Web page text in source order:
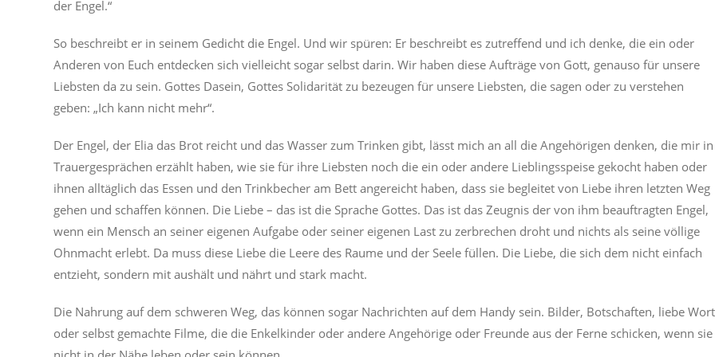
der Engel.“
So beschreibt er in seinem Gedicht die Engel. Und wir spüren: Er beschreibt es zutreffend und ich denke, die ein oder
Anderen von Euch entdecken sich vielleicht sogar selbst darin. Wir haben diese Aufträge von Gott, genauso für unsere
Liebsten da zu sein. Gottes Dasein, Gottes Solidarität zu bezeugen für unsere Liebsten, die sagen oder zu verstehen
geben: „Ich kann nicht mehr“.
Der Engel, der Elia das Brot reicht und das Wasser zum Trinken gibt, lässt mich an all die Angehörigen denken, die mir in
Trauergesprächen erzählt haben, wie sie für ihre Liebsten noch die ein oder andere Lieblingsspeise gekocht haben oder
ihnen alltäglich das Essen und den Trinkbecher am Bett angereicht haben, dass sie begleitet von Liebe ihren letzten Weg
gehen und schaffen können. Die Liebe – das ist die Sprache Gottes. Das ist das Zeugnis der von ihm beauftragten Engel,
wenn ein Mensch an seiner eigenen Aufgabe oder seiner eigenen Last zu zerbrechen droht und nichts als seine völlige
Ohnmacht erlebt. Da muss diese Liebe die Leere des Raume und der Seele füllen. Die Liebe, die sich dem nicht einfach
entzieht, sondern mit aushält und nährt und stark macht.
Die Nahrung auf dem schweren Weg, das können sogar Nachrichten auf dem Handy sein. Bilder, Botschaften, liebe
oder selbst gemachte Filme, die die Enkelkinder oder andere Angehörige oder Freunde aus der Ferne schicken, wenn sie